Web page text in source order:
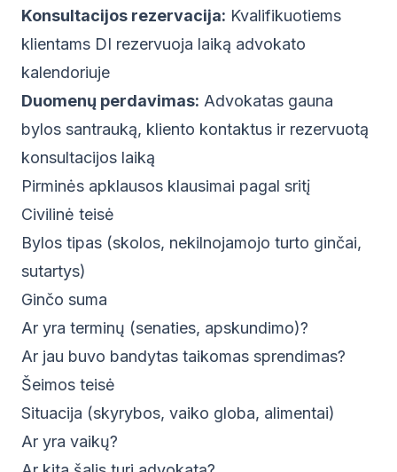
Konsultacijos rezervacija: Kvalifikuotiems
klientams DI rezervuoja laiką advokato
kalendoriuje
Duomenų perdavimas: Advokatas gauna
bylos santrauką, kliento kontaktus ir rezervuotą
konsultacijos laiką
Pirminės apklausos klausimai pagal sritį
Civilinė teisė
Bylos tipas (skolos, nekilnojamojo turto ginčai,
sutartys)
Ginčo suma
Ar yra terminų (senaties, apskundimo)?
Ar jau buvo bandytas taikomas sprendimas?
Šeimos teisė
Situacija (skyrybos, vaiko globa, alimentai)
Ar yra vaikų?